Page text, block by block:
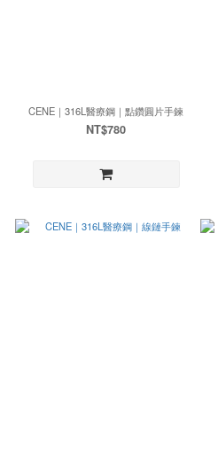
CENE｜316L醫療鋼｜點鑽圓片手鍊
NT$780